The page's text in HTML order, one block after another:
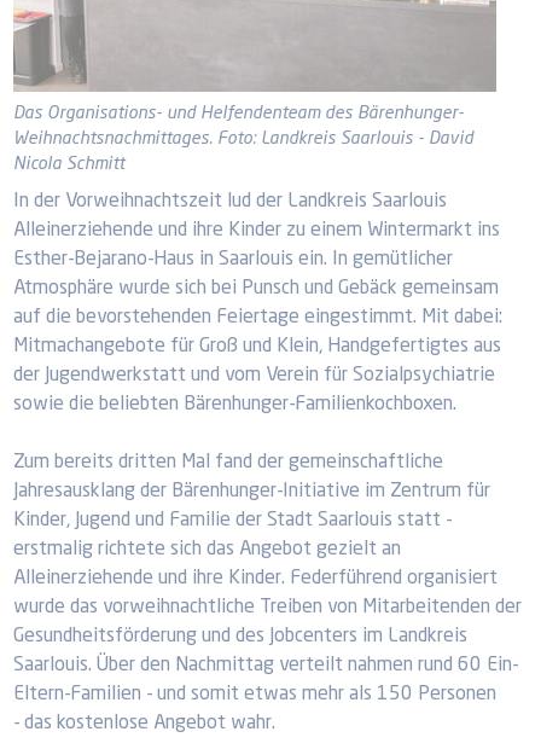
Das Organisations- und Helfendenteam des Bärenhunger-
Weihnachtsnachmittages. Foto: Landkreis Saarlouis - David
Nicola Schmitt
In der Vorweihnachtszeit lud der Landkreis Saarlouis
Alleinerziehende und ihre Kinder zu einem Wintermarkt ins
Esther-Bejarano-Haus in Saarlouis ein. In gemütlicher
Atmosphäre wurde sich bei Punsch und Gebäck gemeinsam
auf die bevorstehenden Feiertage eingestimmt. Mit dabei:
Mitmachangebote für Groß und Klein, Handgefertigtes aus
der Jugendwerkstatt und vom Verein für Sozialpsychiatrie
sowie die beliebten Bärenhunger-Familienkochboxen.
Zum bereits dritten Mal fand der gemeinschaftliche
Jahresausklang der Bärenhunger-Initiative im Zentrum für
Kinder, Jugend und Familie der Stadt Saarlouis statt -
erstmalig richtete sich das Angebot gezielt an
Alleinerziehende und ihre Kinder. Federführend organisiert
wurde das vorweihnachtliche Treiben von Mitarbeitenden der
Gesundheitsförderung und des Jobcenters im Landkreis
Saarlouis. Über den Nachmittag verteilt nahmen rund 60 Ein-
Eltern-Familien - und somit etwas mehr als 150 Personen
- das kostenlose Angebot wahr.